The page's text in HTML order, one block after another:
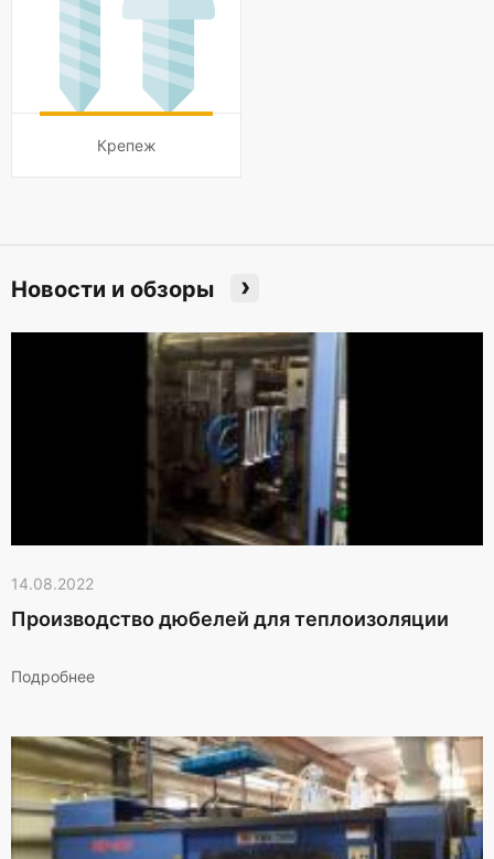
Крепеж
Новости и обзоры ›
14.08.2022
Производство дюбелей для теплоизоляции
Подробнее